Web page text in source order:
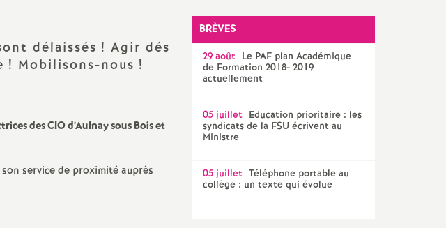
GroupeLGBTQIA+
élections professionnelles
délaissés ! Agir dés
! Mobilisons-nous !
desCIOd’Aulnay sous Bois et
service de proximité auprès
BRÈVES
29 août Le PAFplan Académique
de Formation 2018- 2019
actuellement
05 juillet Education prioritaire : les
syndicats de la FSUécrivent au
Ministre
05 juillet Téléphone portable au
collège : un texte qui évolue